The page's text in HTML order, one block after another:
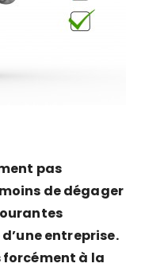
pas
de dégager
entreprise.
forcément à la